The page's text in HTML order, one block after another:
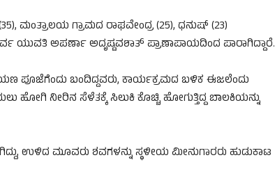
ಮಂತ್ರಾಲಯ ಗ್ರಾಮದ ರಾಘವೇಂದ್ರ (25), ಧನುಷ್ (23)
ಯುವತಿ ಅಪರ್ಣಾ ಅದೃಷ್ಟವಶಾತ್​​ ಪ್ರಾಣಾಪಾಯದಿಂದ ಪಾರಾಗಿದ್ದಾರೆ.
ಪೂಜೆಗೆಂದು ಬಂದಿದ್ದವರು, ಕಾರ್ಯಕ್ರಮದ ಬಳಿಕ ಈಜಲೆಂದು
ಹೋಗಿ ನೀರಿನ ಸೆಳೆತಕ್ಕೆ ಸಿಲುಕಿ ಕೊಚ್ಚಿ ಹೋಗುತ್ತಿದ್ದ ಬಾಲಕಿಯನ್ನು
ಉಳಿದ ಮೂವರು ಶವಗಳನ್ನು ಸ್ಥಳೀಯ ಮೀನುಗಾರರು ಹುಡುಕಾಟ